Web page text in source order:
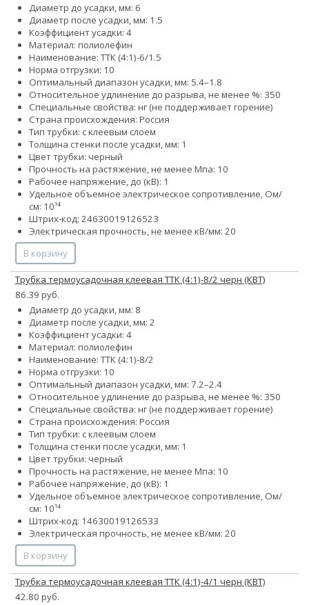
Диаметр до усадки, мм: 6
Диаметр после усадки, мм: 1.5
Коэффициент усадки: 4
Материал: полиолефин
Наименование: ТТК (4:1)-6/1.5
Норма отгрузки: 10
Оптимальный диапазон усадки, мм: 5.4–1.8
Относительное удлинение до разрыва, не менее %: 350
Специальные свойства: нг (не поддерживает горение)
Страна происхождения: Россия
Тип трубки: с клеевым слоем
Толщина стенки после усадки, мм: 1
Цвет трубки: черный
Прочность на растяжение, не менее Мпа: 10
Рабочее напряжение, до (кВ): 1
Удельное объемное электрическое сопротивление, Ом/
см: 10¹⁴
Штрих-код: 24630019126523
Электрическая прочность, не менее кВ/мм: 20
В корзину
Трубка термоусадочная клеевая ТТК (4:1)-8/2 черн (КВТ)
86.39 руб.
Диаметр до усадки, мм: 8
Диаметр после усадки, мм: 2
Коэффициент усадки: 4
Материал: полиолефин
Наименование: ТТК (4:1)-8/2
Норма отгрузки: 10
Оптимальный диапазон усадки, мм: 7.2–2.4
Относительное удлинение до разрыва, не менее %: 350
Специальные свойства: нг (не поддерживает горение)
Страна происхождения: Россия
Тип трубки: с клеевым слоем
Толщина стенки после усадки, мм: 1
Цвет трубки: черный
Прочность на растяжение, не менее Мпа: 10
Рабочее напряжение, до (кВ): 1
Удельное объемное электрическое сопротивление, Ом/
см: 10¹⁴
Штрих-код: 14630019126533
Электрическая прочность, не менее кВ/мм: 20
В корзину
Трубка термоусадочная клеевая ТТК (4:1)-4/1 черн (КВТ)
42.80 руб.